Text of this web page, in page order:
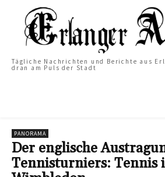
Tägliche Nachrichten und Berichte aus
dran am Puls der Stadt
PANORAMA
Der englische
Tennisturniers: Tennis